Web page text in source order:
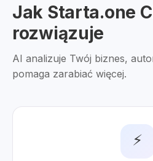
Jak Starta.one
rozwiązuje
AI analizuje Twój biznes,
pomaga zarabiać więcej.
⚡